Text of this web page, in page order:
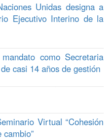
Unidas designa a
Ejecutivo Interino de la
como Secretaria
casi 14 años de gestión
Virtual “Cohesión